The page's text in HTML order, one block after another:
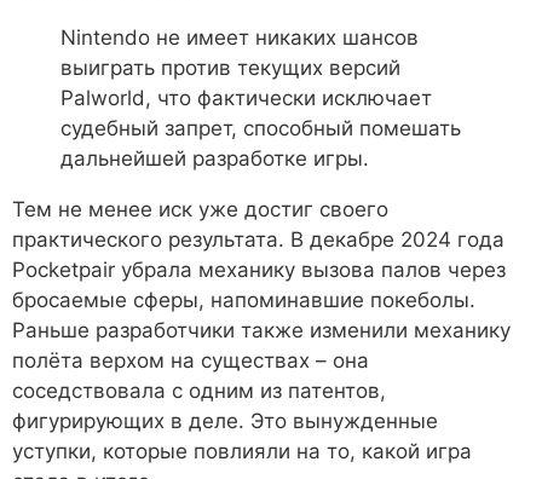
Nintendo не имеет никаких шансов
выиграть против текущих версий
Palworld, что фактически исключает
судебный запрет, способный помешать
дальнейшей разработке игры.
Тем не менее иск уже достиг своего
практического результата. В декабре 2024 года
Pocketpair убрала механику вызова палов через
бросаемые сферы, напоминавшие покеболы.
Раньше разработчики также изменили механику
полёта верхом на существах – она
соседствовала с одним из патентов,
фигурирующих в деле. Это вынужденные
уступки, которые повлияли на то, какой игра